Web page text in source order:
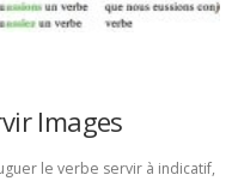
Images
le verbe servir à indicatif,